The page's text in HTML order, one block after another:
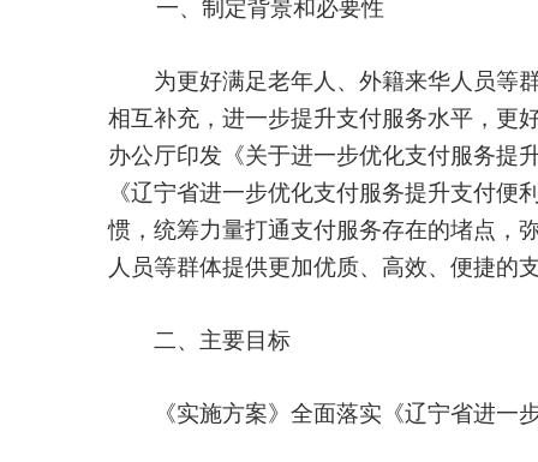
一、制定背景和必要性
为更好满足老年人、外籍来华人员等群
相互补充，进一步提升支付服务水平，更
办公厅印发《关于进一步优化支付服务提
《辽宁省进一步优化支付服务提升支付
惯，统筹力量打通支付服务存在的堵点，
人员等群体提供更加优质、高效、便捷的
二、主要目标
《实施方案》全面落实《辽宁省进一步